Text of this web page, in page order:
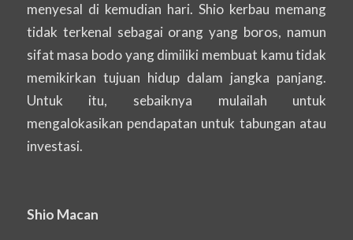
menyesal di kemudian hari. Shio kerbau memang
tidak terkenal sebagai orang yang boros, namun
sifat masa bodo yang dimiliki membuat kamu tidak
memikirkan tujuan hidup dalam jangka panjang.
Untuk itu, sebaiknya mulailah untuk
mengalokasikan pendapatan untuk tabungan atau
investasi.
Shio Macan